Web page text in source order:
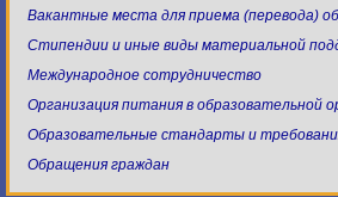
Вакантные места для приема (перевода)
Стипендии и иные виды материальной
Международное сотрудничество
Организация питания в образовательной
Образовательные стандарты и
Обращения граждан